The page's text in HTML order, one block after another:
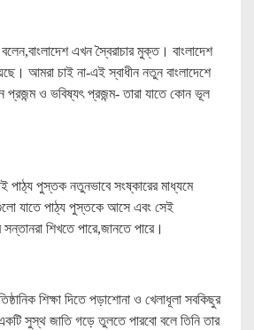
এখন স্বৈরাচার মুক্ত। বাংলাদেশ
আমরা চাই না-এই স্বাধীন নতুন বাংলাদেশে
প্রজন্ম ও ভবিষ্যৎ প্রজন্ম- তারা যাতে কোন ভূল
পাঠ্য পুস্তক নতুনভাবে সংষ্কারের মাধ্যমে
যাতে পাঠ্য পুস্তকে আসে এবং সেই
শিখতে পারে,জানতে পারে।
শিক্ষা দিতে পড়াশোনা ও খেলাধূলা সবকিছুর
সুস্থ জাতি গড়ে তুলতে পারবো বলে তিনি তার